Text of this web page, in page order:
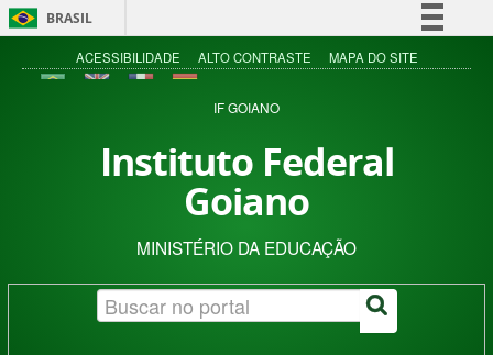
BRASIL
Simplifique!
Acesso à informação
ACESSIBILIDADE ALTO CONTRASTE MAPA DO SITE
IF GOIANO
Instituto Federal
Goiano
MINISTÉRIO DA EDUCAÇÃO